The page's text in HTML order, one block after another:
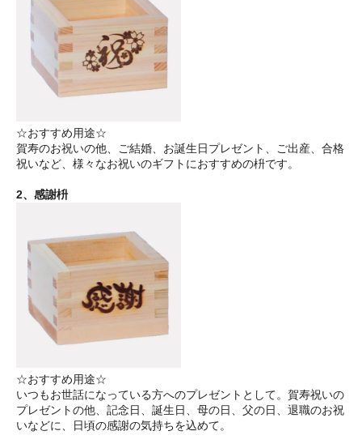
☆おすすめ用途☆
賀寿のお祝いの他、ご結婚、お誕生日プレゼント、ご出産、合格
祝いなど、様々なお祝いのギフトにおすすめの枡です。
2、感謝枡
☆おすすめ用途☆
いつもお世話になっている方へのプレゼントとして。賀寿祝いの
プレゼントの他、記念日、誕生日、母の日、父の日、退職のお祝
いなどに、日頃の感謝の気持ちを込めて。